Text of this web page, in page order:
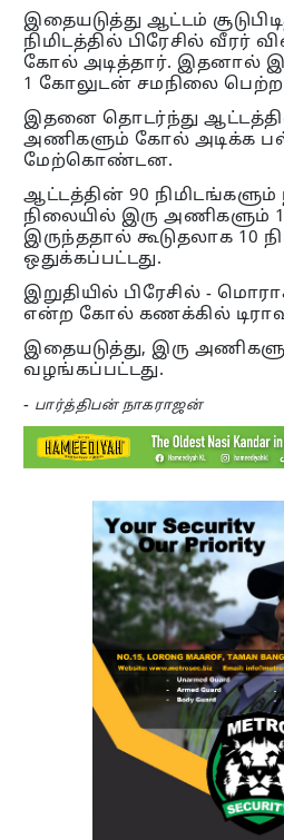
இதையடுத்து ஆட்டம்
நிமிடத்தில் பிரேசில் வீரர்
கோல் அடித்தார். இதனால்
1 கோலுடன் சமநிலை
இதனை தொடர்ந்து
அணிகளும் கோல் அடிக்க
மேற்கொண்டன.
ஆட்டத்தின் 90
நிலையில் இரு அணிகளும்
இருந்ததால் கூடுதலாக 10
ஒதுக்கப்பட்டது.
இறுதியில் பிரேசில் -
என்ற கோல் கணக்கில்
இதையடுத்து, இரு
வழங்கப்பட்டது.
- பார்த்திபன் நாகராஜன்